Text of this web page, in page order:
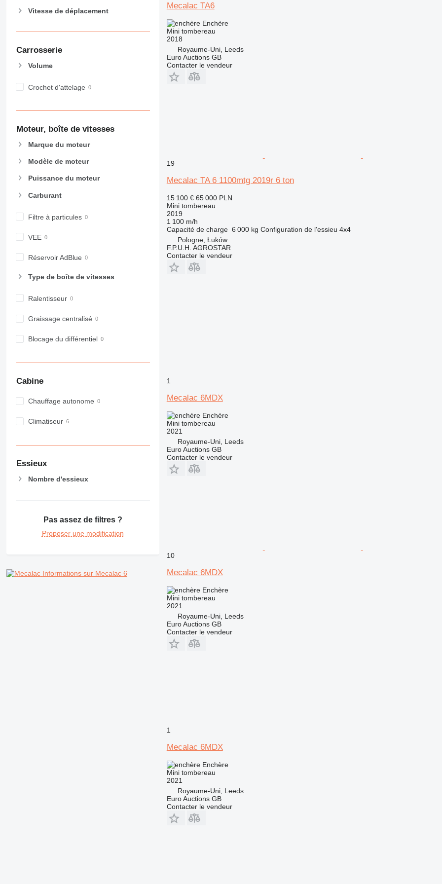
Vitesse de déplacement
Carrosserie
Volume
Crochet d'attelage
Moteur, boîte de vitesses
Marque du moteur
Modèle de moteur
Puissance du moteur
Carburant
Filtre à particules
VEE
Réservoir AdBlue
Type de boîte de vitesses
Ralentisseur
Graissage centralisé
Blocage du différentiel
Cabine
Chauffage autonome
Climatiseur
Essieux
Nombre d'essieux
Pas assez de filtres ?
Proposer une modification
Informations sur Mecalac 6
Mecalac TA6
Enchère
Mini tombereau
2018
Royaume-Uni, Leeds
Euro Auctions GB
Contacter le vendeur
19
Mecalac TA 6 1100mtg 2019r 6 ton
15 100 € 65 000 PLN
Mini tombereau
2019
1 100 m/h
Capacité de charge 6 000 kg Configuration de l'essieu 4x4
Pologne, Łuków
F.P.U.H. AGROSTAR
Contacter le vendeur
1
Mecalac 6MDX
Enchère
Mini tombereau
2021
Royaume-Uni, Leeds
Euro Auctions GB
Contacter le vendeur
10
Mecalac 6MDX
Enchère
Mini tombereau
2021
Royaume-Uni, Leeds
Euro Auctions GB
Contacter le vendeur
1
Mecalac 6MDX
Enchère
Mini tombereau
2021
Royaume-Uni, Leeds
Euro Auctions GB
Contacter le vendeur